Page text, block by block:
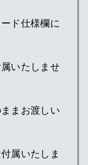
ド仕様欄に
いたしませ
まお渡しい
属いたしま